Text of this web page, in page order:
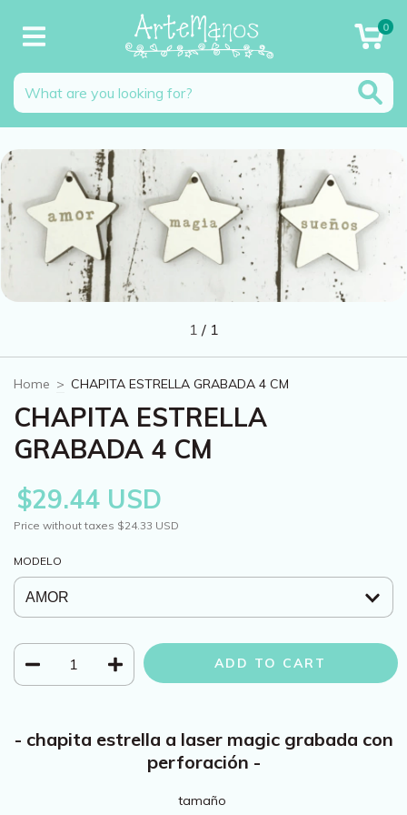
0
1 / 1
Home > CHAPITA ESTRELLA GRABADA 4 CM
CHAPITA ESTRELLA
GRABADA 4 CM
$29.44 USD
Price without taxes $24.33 USD
MODELO
- chapita estrella a laser magic grabada con
perforación -
tamaño